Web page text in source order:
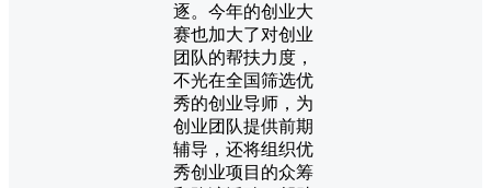
逐。今年的创业大
赛也加大了对创业
团队的帮扶力度，
不光在全国筛选优
秀的创业导师，为
创业团队提供前期
辅导，还将组织优
秀创业项目的众筹